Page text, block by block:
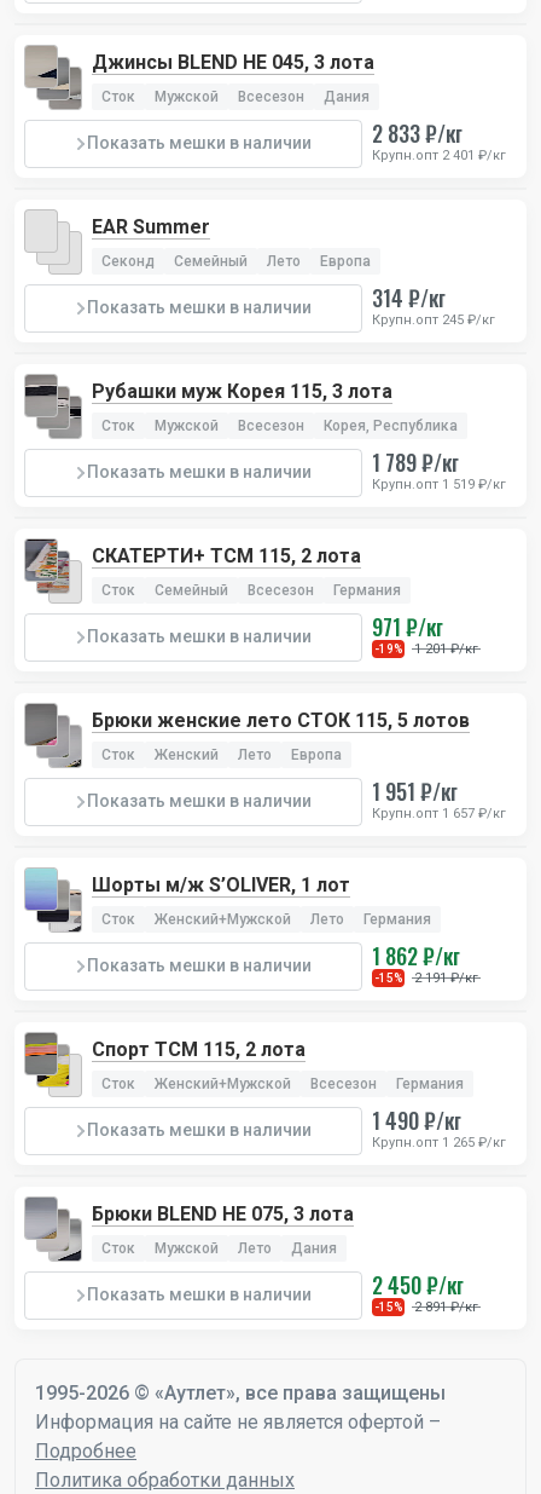
Джинсы BLEND HE 045, 3 лота
Сток Мужской Всесезон Дания
Показать мешки в наличии 2 833 ₽/кг
Крупн.опт 2 401 ₽/кг
EAR Summer
Секонд Семейный Лето Европа
Показать мешки в наличии 314 ₽/кг
Крупн.опт 245 ₽/кг
Рубашки муж Корея 115, 3 лота
Сток Мужской Всесезон Корея, Республика
Показать мешки в наличии 1 789 ₽/кг
Крупн.опт 1 519 ₽/кг
СКАТЕРТИ+ TCM 115, 2 лота
Сток Семейный Всесезон Германия
Показать мешки в наличии 971 ₽/кг
-19% 1 201 ₽/кг
Брюки женские лето СТОК 115, 5 лотов
Сток Женский Лето Европа
Показать мешки в наличии 1 951 ₽/кг
Крупн.опт 1 657 ₽/кг
Шорты м/ж S’OLIVER, 1 лот
Сток Женский+Мужской Лето Германия
Показать мешки в наличии 1 862 ₽/кг
-15% 2 191 ₽/кг
Спорт TCM 115, 2 лота
Сток Женский+Мужской Всесезон Германия
Показать мешки в наличии 1 490 ₽/кг
Крупн.опт 1 265 ₽/кг
Брюки BLEND HE 075, 3 лота
Сток Мужской Лето Дания
Показать мешки в наличии 2 450 ₽/кг
-15% 2 891 ₽/кг
1995-2026 © «Аутлет», все права защищены
Информация на сайте не является офертой –
Подробнее
Политика обработки данных